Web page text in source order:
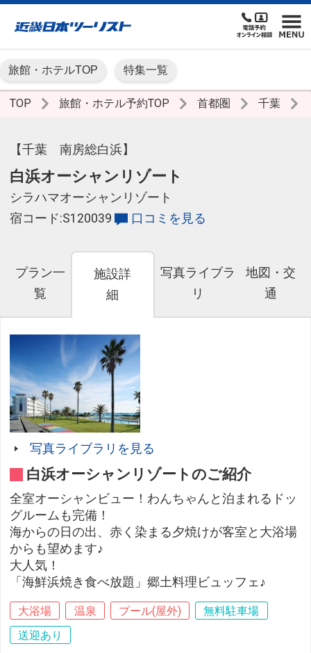
旅館・ホテルTOP 特集一覧
TOP 旅館・ホテル予約TOP 首都圏 千葉
【千葉 南房総白浜】
白浜オーシャンリゾート
シラハマオーシャンリゾート
宿コード:S120039
口コミを見る
プラン一
覧
施設詳
細
写真ライブラ
リ
地図・交
通
写真ライブラリを見る
白浜オーシャンリゾートのご紹介
全室オーシャンビュー！わんちゃんと泊まれるドッ
グルームも完備！
海からの日の出、赤く染まる夕焼けが客室と大浴場
からも望めます♪
大人気！
「海鮮浜焼き食べ放題」郷土料理ビュッフェ♪
大浴場 温泉 プール(屋外)
無料駐車場
送迎あり